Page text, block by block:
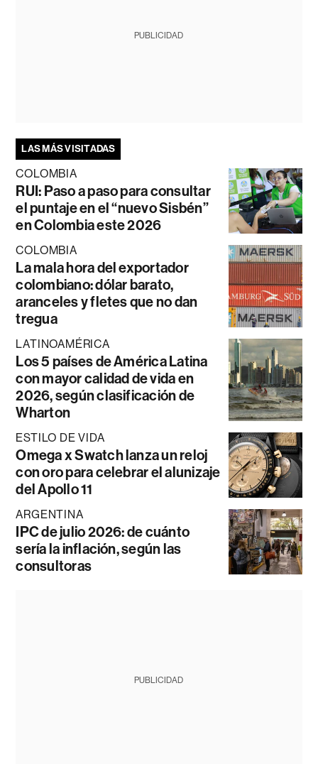
PUBLICIDAD
LAS MÁS VISITADAS
COLOMBIA
RUI: Paso a paso para consultar
el puntaje en el “nuevo Sisbén”
en Colombia este 2026
COLOMBIA
La mala hora del exportador
colombiano: dólar barato,
aranceles y fletes que no dan
tregua
LATINOAMÉRICA
Los 5 países de América Latina
con mayor calidad de vida en
2026, según clasificación de
Wharton
ESTILO DE VIDA
Omega x Swatch lanza un reloj
con oro para celebrar el alunizaje
del Apollo 11
ARGENTINA
IPC de julio 2026: de cuánto
sería la inflación, según las
consultoras
PUBLICIDAD